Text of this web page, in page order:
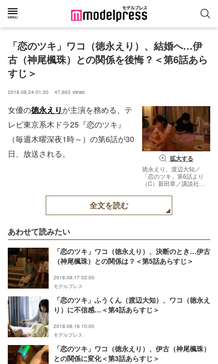
「恋のツキ」ワコ（徳永えり）、結婚へ…伊
古（神尾楓珠）との関係を後悔？＜第6話あら
すじ＞
2018.08.24 01:30 47,663 views
拡大する
徳永えり、渡辺大知／
「恋のツキ」第6話より
（C）新田章／講談社
委員会
女優の徳永えりが主演を務める、テ
レビ東京系木ドラ25『恋のツキ』
（毎週木曜深夜1時～）の第6話が30
日、放送される。
全文を読む
あわせて読みたい
「恋のツキ」ワコ（徳永えり）、決断のとき…伊古
（神尾楓珠）との関係は？＜第5話あらすじ＞
2018.08.17 02:00
モデルプレス
「恋のツキ」ふうくん（渡辺大知）、ワコ（徳永え
り）に不信感…＜第4話あらすじ＞
2018.08.16 10:00
モデルプレス
「恋のツキ」ワコ（徳永えり）、伊古（神尾楓珠）
との関係に変化＜第3話あらすじ＞